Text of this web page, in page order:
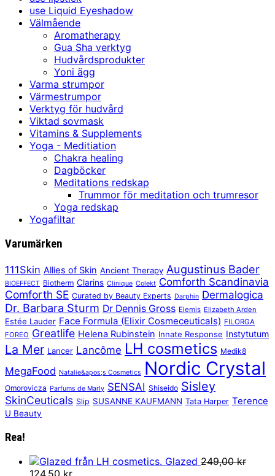
use Liquid Eyeshadow
Välmående
Aromatherapy
Gua Sha verktyg
Hudvårdsprodukter
Yoni ägg
Varma strumpor
Värmestrumpor
Verktyg för hudvård
Viktad sovmask
Vitamins & Supplements
Yoga - Meditiation
Chakra healing
Dagböcker
Meditations redskap
Trummor för meditation och trumresor
Yoga redskap
Yogafiltar
Varumärken
111Skin Allies of Skin Ancient Therapy Augustinus Bader
BIOEFFECT Biotherm Clarins Clinique Colekt Comforth Scandinavia
Comforth SE Curated by Beauty Experts Darphin Dermalogica
Dr. Barbara Sturm Dr Dennis Gross Elemis Elizabeth Arden
Estée Lauder Face Formula (Elixir Cosmeceuticals) FILORGA
FOREO Greatlife Helena Rubinstein Innate Response Instytutum
La Mer Lancer Lancôme LH cosmetics Medik8
MegaFood Natalie&apos;s Cosmetics Nordic Crystal
Omorovicza Parfums de Marly SENSAI Shiseido Sisley
SkinCeuticals Slip SUSANNE KAUFMANN Tata Harper Terence
U Beauty
Rea!
Glazed 249,00kr
Det
Det